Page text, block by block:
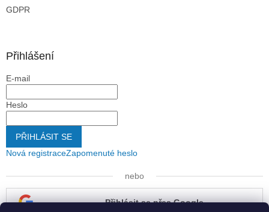
GDPR
Přihlášení
E-mail
Heslo
PŘIHLÁSIT SE
Nová registraceZapomenuté heslo
nebo
Přihlásit se přes Google